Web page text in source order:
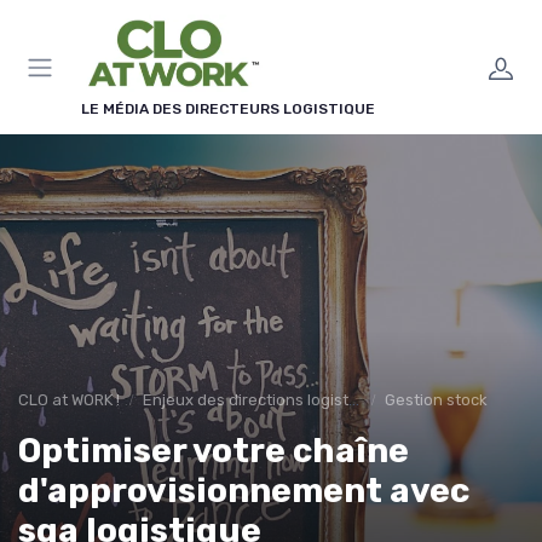
LE MÉDIA DES DIRECTEURS LOGISTIQUE
CLO at WORK ! Enjeux des directions logistiques Gestion stock
Optimiser votre chaîne
d'approvisionnement avec
sga logistique
Panneau de gestion des cookies